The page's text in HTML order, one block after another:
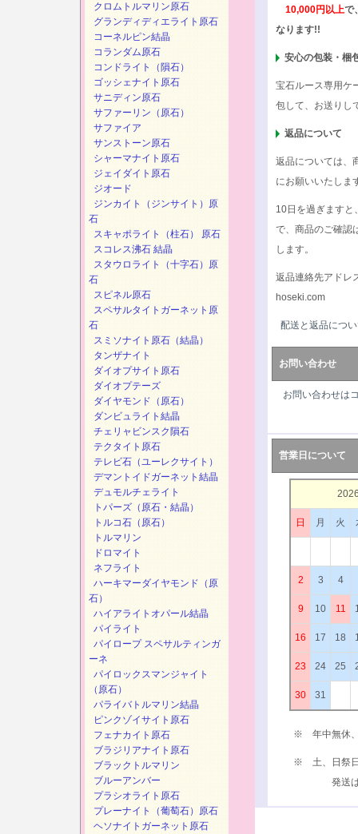
10,000円以上で
なります!!
安心の包装・梱
宝石ルース専用ケ
包して、お送りし
返品について
返品については、
にお願いいたしま
10日を過ぎますと
で、商品のご確認
します。
返品連絡先アドレ
hoseki.com
配送と返品につ
お問い合わせ
お問い合わせは
営業日について
日 月 火
2 3 4
9 10 11
16 17 18
23 24 25
30 31
※ 年中無休、
※ 土、日祭日
発送は、
クロムトルマリン原石
グランディディエライト原石
コーネルピン結晶
コランダム原石
コンドライト（隕石）
ゴッシェナイト原石
サニディン原石
サファーリン（原石）
サファイア
サンストーン原石
シャーマナイト原石
ジェイダイト原石
ジオード
ジンカイト（ジンサイト）原
石
スキャポライト（柱石） 原石
スコレス沸石 結晶
スタウロライト（十字石）原
石
スピネル原石
スペサルタイトガーネット原
石
スミソナイト原石（結晶）
タンザナイト
ダイオプサイト原石
ダイオプテーズ
ダイヤモンド（原石）
ダンビュライト結晶
チェリャビンスク隕石
テクタイト原石
テレビ石（ユーレクサイト）
デマントイドガーネット結晶
デュモルチェライト
トパーズ（原石・結晶）
トルコ石（原石）
トルマリン
ドロマイト
ネフライト
ハーキマーダイヤモンド（原
石）
ハイアライトオパール結晶
パイライト
パイロープ スペサルティンガ
ーネ
パイロックスマンジャイト
（原石）
パライバトルマリン結晶
ピンクゾイサイト原石
フェナカイト原石
ブラジリアナイト原石
ブラックトルマリン
ブルーアンバー
プラシオライト原石
プレーナイト（葡萄石）原石
ヘソナイトガーネット原石